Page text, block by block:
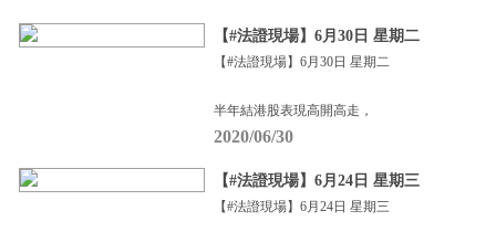
【#法證現場】6月30日 星期二
【#法證現場】6月30日 星期二
半年結港股表現高開高走，
2020/06/30
【#法證現場】6月24日 星期三
【#法證現場】6月24日 星期三